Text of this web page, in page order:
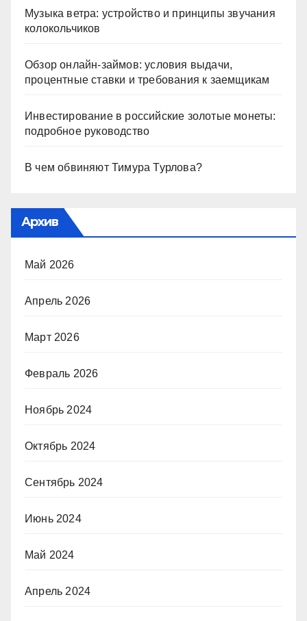
Музыка ветра: устройство и принципы звучания
колокольчиков
Обзор онлайн-займов: условия выдачи,
процентные ставки и требования к заемщикам
Инвестирование в российские золотые монеты:
подробное руководство
В чем обвиняют Тимура Турлова?
Архив
Май 2026
Апрель 2026
Март 2026
Февраль 2026
Ноябрь 2024
Октябрь 2024
Сентябрь 2024
Июнь 2024
Май 2024
Апрель 2024